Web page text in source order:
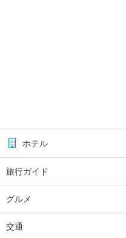
ホテル
旅行ガイド
グルメ
交通